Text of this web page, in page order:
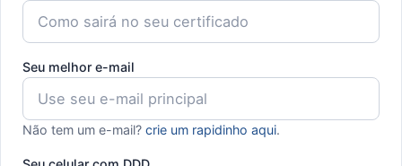
Seu melhor e-mail
Não tem um e-mail? crie um rapidinho aqui.